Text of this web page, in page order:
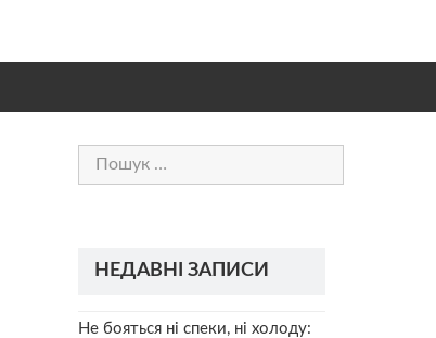
Пошук:
НЕДАВНІ ЗАПИСИ
Не бояться ні спеки, ні холоду: